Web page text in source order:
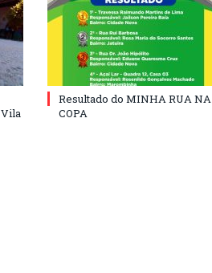
Resultado do MINHA RUA NA
COPA